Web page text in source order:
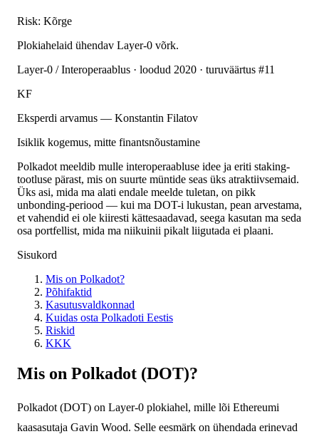
Risk: Kõrge
Plokiahelaid ühendav Layer-0 võrk.
Layer-0 / Interoperaablus · loodud 2020 · turuväärtus #11
KF
Eksperdi arvamus — Konstantin Filatov
Isiklik kogemus, mitte finantsnõustamine
Polkadot meeldib mulle interoperaabluse idee ja eriti staking-
tootluse pärast, mis on suurte müntide seas üks atraktiivsemaid.
Üks asi, mida ma alati endale meelde tuletan, on pikk
unbonding-periood — kui ma DOT-i lukustan, pean arvestama,
et vahendid ei ole kiiresti kättesaadavad, seega kasutan ma seda
osa portfellist, mida ma niikuinii pikalt liigutada ei plaani.
Sisukord
Mis on Polkadot?
Põhifaktid
Kasutusvaldkonnad
Kuidas osta Polkadoti Eestis
Riskid
KKK
Mis on Polkadot (DOT)?
Polkadot (DOT) on Layer-0 plokiahel, mille lõi Ethereumi
kaasasutaja Gavin Wood. Selle eesmärk on ühendada erinevad